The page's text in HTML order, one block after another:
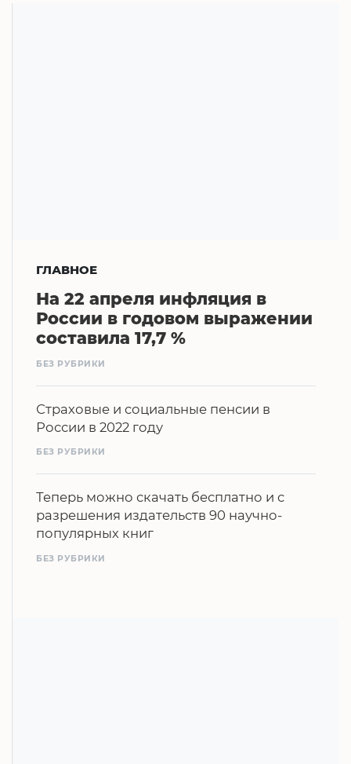
ГЛАВНОЕ
На 22 апреля инфляция в
России в годовом выражении
составила 17,7 %
БЕЗ РУБРИКИ
Страховые и социальные пенсии в
России в 2022 году
БЕЗ РУБРИКИ
Теперь можно скачать бесплатно и с
разрешения издательств 90 научно-
популярных книг
БЕЗ РУБРИКИ